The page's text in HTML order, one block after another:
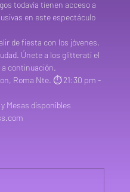
todavía tienen acceso a
en este espectáculo
de fiesta con los jóvenes,
Únete a los glitterati el
continuación.
Roma Nte. ⏱️ 21:30 pm -
Mesas disponibles